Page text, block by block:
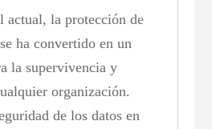
actual, la protección de
ha convertido en un
la supervivencia y
organización.
de los datos en